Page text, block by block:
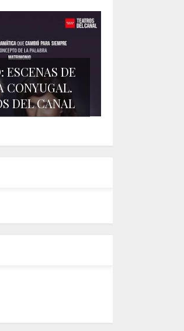
ESCENAS DE
CONYUGAL.
DEL CANAL